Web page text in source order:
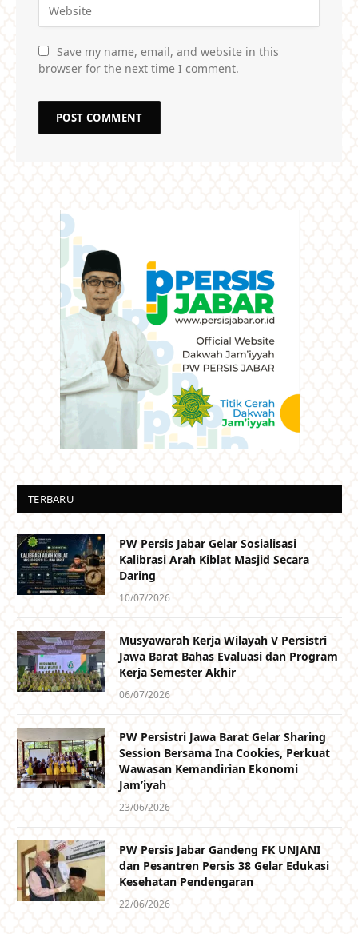
Save my name, email, and website in this
browser for the next time I comment.
TERBARU
PW Persis Jabar Gelar Sosialisasi
Kalibrasi Arah Kiblat Masjid Secara
Daring
10/07/2026
Musyawarah Kerja Wilayah V Persistri
Jawa Barat Bahas Evaluasi dan Program
Kerja Semester Akhir
06/07/2026
PW Persistri Jawa Barat Gelar Sharing
Session Bersama Ina Cookies, Perkuat
Wawasan Kemandirian Ekonomi
Jam’iyah
23/06/2026
PW Persis Jabar Gandeng FK UNJANI
dan Pesantren Persis 38 Gelar Edukasi
Kesehatan Pendengaran
22/06/2026